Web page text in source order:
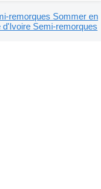
remorques Sommer en
d'Ivoire Semi-remorques